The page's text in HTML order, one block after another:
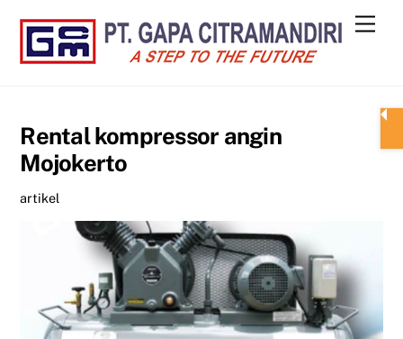
content
Rental kompressor angin
Mojokerto
artikel